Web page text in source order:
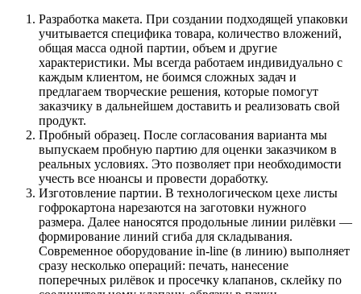
Разработка макета. При создании подходящей упаковки
учитывается специфика товара, количество вложений,
общая масса одной партии, объем и другие
характеристики. Мы всегда работаем индивидуально с
каждым клиентом, не боимся сложных задач и
предлагаем творческие решения, которые помогут
заказчику в дальнейшем доставить и реализовать свой
продукт.
Пробный образец. После согласования варианта мы
выпускаем пробную партию для оценки заказчиком в
реальных условиях. Это позволяет при необходимости
учесть все нюансы и провести доработку.
Изготовление партии. В технологическом цехе листы
гофрокартона нарезаются на заготовки нужного
размера. Далее наносятся продольные линии рилёвки —
формирование линий сгиба для складывания.
Современное оборудование in-line (в линию) выполняет
сразу несколько операций: печать, нанесение
поперечных рилёвок и просечку клапанов, склейку по